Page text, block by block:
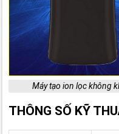
Máy tạo ion lọc không
THÔNG SỐ KỸ